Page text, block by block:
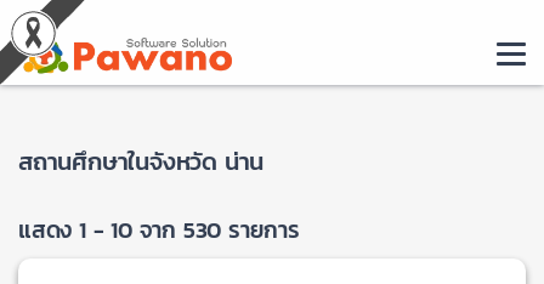
สถานศึกษาในจังหวัด น่าน
แสดง 1 - 10 จาก 530 รายการ